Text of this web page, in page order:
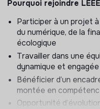
d’adapter l’offre, ou
conséquence…
En fonction des
pourront être orientées
Prospects directs :
multicanaux,
rendez-vous, suivi
Pourquoi rejoindre
Participer à un projet
du numérique, de la
écologique
Travailler dans une
dynamique et engagée
Bénéficier d’un
montée en
Opportunité